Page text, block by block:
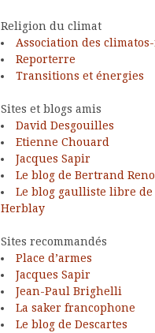
Religion du climat
Association des
Reporterre
Transitions et énergies
Sites et blogs amis
David Desgouilles
Etienne Chouard
Jacques Sapir
Le blog de Bertrand
Le blog gaulliste libre
Herblay
Sites recommandés
Place d’armes
Jacques Sapir
Jean-Paul Brighelli
La saker francophone
Le blog de Descartes